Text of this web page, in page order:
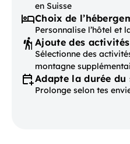
en Suisse
Choix de
Personnalise l’hôtel et
Ajoute des activités
Sélectionne des
montagne
Adapte la durée du
Prolonge selon tes